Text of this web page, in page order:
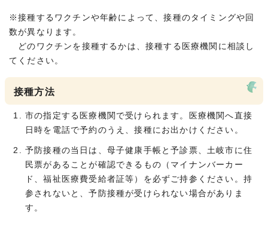
※接種するワクチンや年齢によって、接種のタイミングや回
数が異なります。
どのワクチンを接種するかは、接種する医療機関に相談し
てください。
接種方法
市の指定する医療機関で受けられます。医療機関へ直接
日時を電話で予約のうえ、接種にお出かけください。
予防接種の当日は、母子健康手帳と予診票、土岐市に住
民票があることが確認できるもの（マイナンバーカー
ド、福祉医療費受給者証等）を必ずご持参ください。持
参されないと、予防接種が受けられない場合がありま
す。